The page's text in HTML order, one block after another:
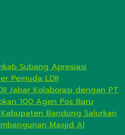
Subang Apresiasi
Pemuda LDII
Jabar Kolaborasi dengan PT
100 Agen Pos Baru
Kabupaten Bandung Salurkan
Masjid Al